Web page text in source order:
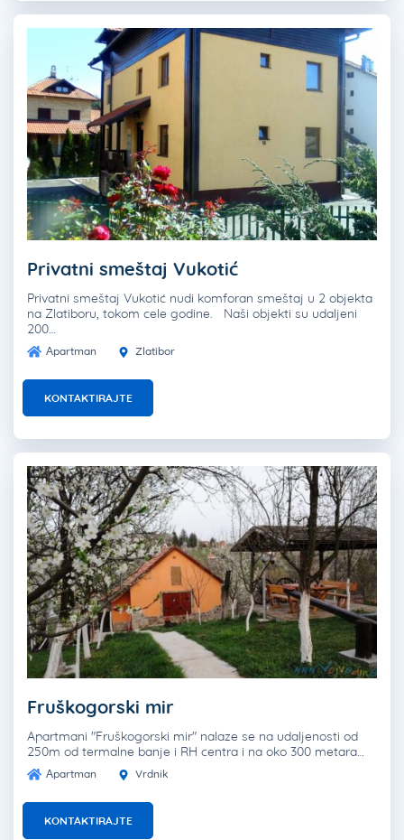
Privatni smeštaj Vukotić
Privatni smeštaj Vukotić nudi komforan smeštaj u 2 objekta
na Zlatiboru, tokom cele godine. Naši objekti su udaljeni
200…
Apartman Zlatibor
KONTAKTIRAJTE
Fruškogorski mir
Apartmani "Fruškogorski mir" nalaze se na udaljenosti od
250m od termalne banje i RH centra i na oko 300 metara…
Apartman Vrdnik
KONTAKTIRAJTE